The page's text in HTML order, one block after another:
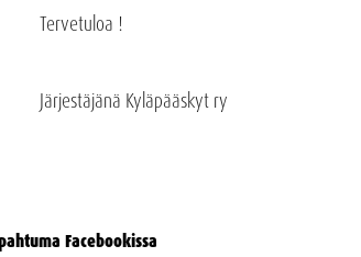
Tervetuloa !
Järjestäjänä Kyläpääskyt ry
Facebookissa